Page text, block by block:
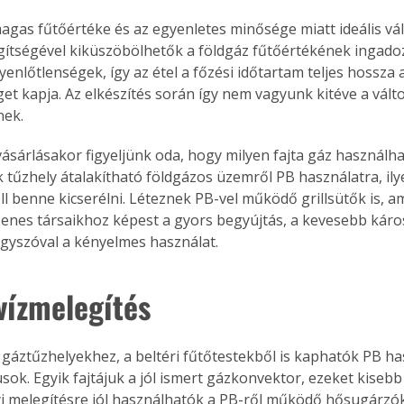
az
Old
új,
egyedi
vagy
Bárhol,
élve
Együtt jobban megéri!
könyvek tetszőleges
párosítással kedvezményes
áron, 0 Ft postaköltséggel
megrendelhetők!
fűtőértéke és az egyenletes minősége miatt ideális
kiküszöbölhetők a földgáz fűtőértékének
így az étel a főzési időtartam teljes
kapja. Az elkészítés során így nem vagyunk kitéve a
tűzhely átalakítható földgázos üzemről PB használatra,
benne kicserélni. Léteznek PB-vel működő grillsütők is,
társaikhoz képest a gyors begyújtás, a kevesebb
a kényelmes használat.
a beltéri fűtőtestekből is kaphatók PB
Egyik fajtájuk a jól ismert gázkonvektor, ezeket
melegítésre jól használhatók a PB-ről működő